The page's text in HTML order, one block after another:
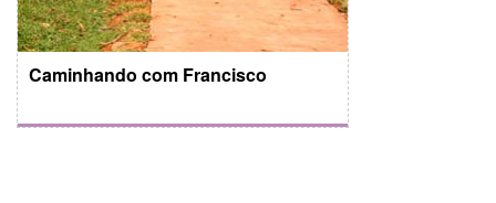
Caminhando com Francisco